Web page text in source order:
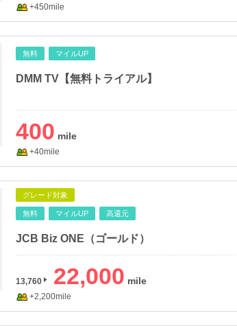
+450mile
無料 マイルUP
DMM TV【無料トライアル】
400
+40mile
グレード対象
無料 マイルUP 高還元
JCB Biz ONE（ゴールド）
13,760 22,000
+2,200mile